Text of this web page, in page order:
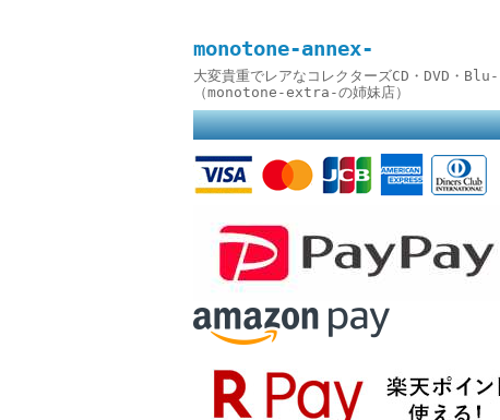
monotone-annex-
大変貴重でレアなコレクターズCD・DVD・
（monotone-extra-の姉妹店）